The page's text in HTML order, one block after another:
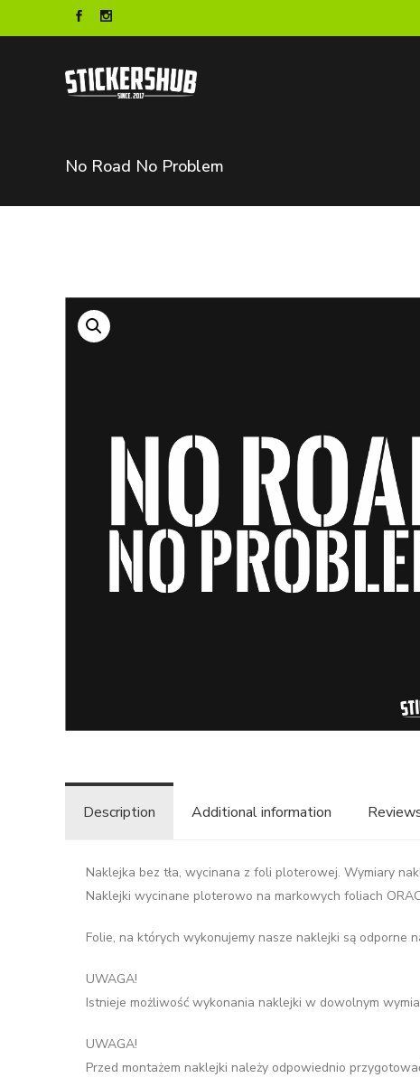
No Road No Problem
Description Additional information
Naklejka bez tła, wycinana z foli ploterowej. Wymiary
Naklejki wycinane ploterowo na markowych foliach
Folie, na których wykonujemy nasze naklejki są
UWAGA!
Istnieje możliwość wykonania naklejki w dowolnym
UWAGA!
Przed montażem naklejki należy odpowiednio